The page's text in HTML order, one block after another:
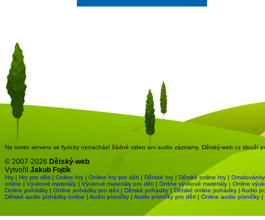
Na tomto serveru se fyzicky nenachází žádné video ani audio záznamy. Dětský-web.cz slouží
© 2007-2026 Dětský-web
Vytvořil Jakub Fojtík
Hry | Hry pro děti | Online hry | Online hry pro děti | Dětské hry | Dětské online hry | Omalovánky
online | Výukové materiály | Výukové materiály pro děti | Online výukové materiály | Online
Online pohádky | Online pohádky pro děti | Dětské pohádky | Dětské online pohádky | Audio
Dětské audio pohádky online | Audio písničky | Audio písničky pro děti | Online audio písničky |